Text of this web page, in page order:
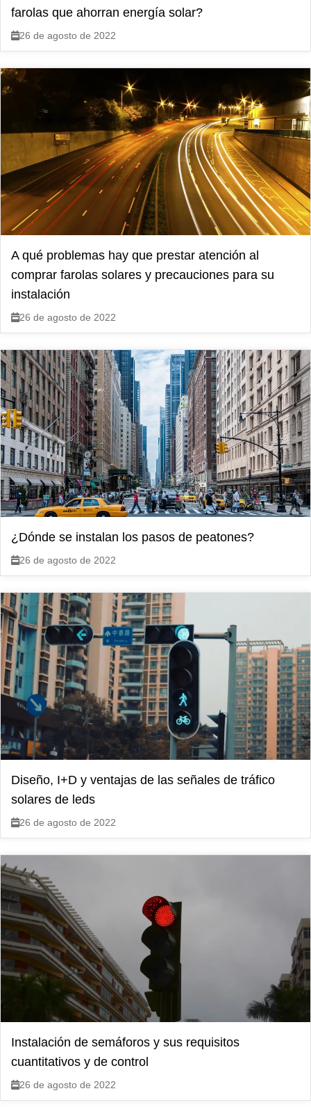
farolas que ahorran energía solar?
26 de agosto de 2022
A qué problemas hay que prestar atención al
comprar farolas solares y precauciones para su
instalación
26 de agosto de 2022
¿Dónde se instalan los pasos de peatones?
26 de agosto de 2022
Diseño, I+D y ventajas de las señales de tráfico
solares de leds
26 de agosto de 2022
Instalación de semáforos y sus requisitos
cuantitativos y de control
26 de agosto de 2022